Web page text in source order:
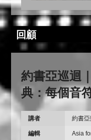
回顧
約書亞巡迴
典：每個音
講者 約書亞
編輯 Asia